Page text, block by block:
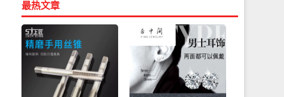
最热文章